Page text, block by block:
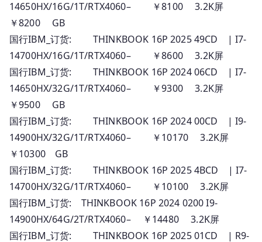
14650HX/16G/1T/RTX4060– ￥8100 3.2K屏
￥8200 GB
国行IBM_订货: THINKBOOK 16P 2025 49CD | I7-
14700HX/16G/1T/RTX4060– ￥8600 3.2K屏
国行IBM_订货: THINKBOOK 16P 2024 06CD | I7-
14650HX/32G/1T/RTX4060– ￥9300 3.2K屏
￥9500 GB
国行IBM_订货: THINKBOOK 16P 2024 00CD | I9-
14900HX/32G/1T/RTX4060– ￥10170 3.2K屏
￥10300 GB
国行IBM_订货: THINKBOOK 16P 2025 4BCD | I7-
14700HX/32G/1T/RTX4060– ￥10100 3.2K屏
国行IBM_订货: THINKBOOK 16P 2024 0200 I9-
14900HX/64G/2T/RTX4060– ￥14480 3.2K屏
国行IBM_订货: THINKBOOK 16P 2025 01CD | R9-